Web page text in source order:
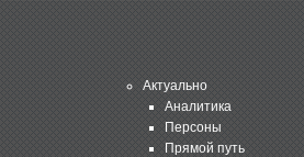
Актуально
Аналитика
Персоны
Прямой путь